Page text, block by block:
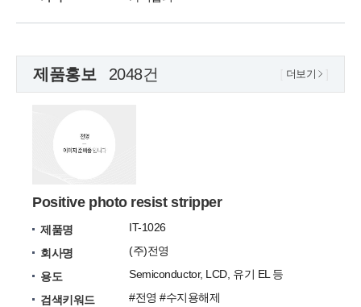
제품홍보 2048건 더보기
Positive photo resist stripper
제품명
IT-1026
회사명
(주)전영
용도
Semiconductor, LCD, 유기 EL 등
검색키워드
#전영 #수지용해제